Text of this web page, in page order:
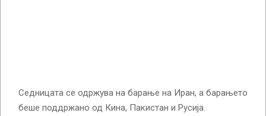
Седницата се одржува на барање на Иран, а барањето
беше поддржано од Кина, Пакистан и Русија.